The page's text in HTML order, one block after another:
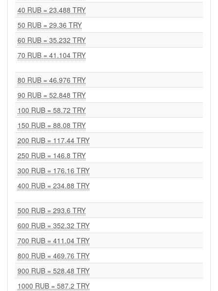
40 RUB = 23.488 TRY
50 RUB = 29.36 TRY
60 RUB = 35.232 TRY
70 RUB = 41.104 TRY
80 RUB = 46.976 TRY
90 RUB = 52.848 TRY
100 RUB = 58.72 TRY
150 RUB = 88.08 TRY
200 RUB = 117.44 TRY
250 RUB = 146.8 TRY
300 RUB = 176.16 TRY
400 RUB = 234.88 TRY
500 RUB = 293.6 TRY
600 RUB = 352.32 TRY
700 RUB = 411.04 TRY
800 RUB = 469.76 TRY
900 RUB = 528.48 TRY
1000 RUB = 587.2 TRY